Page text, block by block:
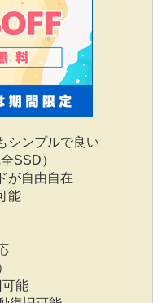
シンプルで良い
SSD）
が自由自在
能
能